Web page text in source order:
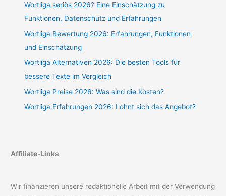
Wortliga seriös 2026? Eine Einschätzung zu
Funktionen, Datenschutz und Erfahrungen
Wortliga Bewertung 2026: Erfahrungen, Funktionen
und Einschätzung
Wortliga Alternativen 2026: Die besten Tools für
bessere Texte im Vergleich
Wortliga Preise 2026: Was sind die Kosten?
Wortliga Erfahrungen 2026: Lohnt sich das Angebot?
Affiliate-Links
Wir finanzieren unsere redaktionelle Arbeit mit der Verwendung